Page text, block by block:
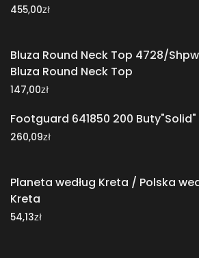
455,00zł
Bluza Round Neck Top 4728/
Bluza Round Neck Top
147,00zł
Footguard 641850 200 Buty"Solid"
260,09zł
Planeta według Kreta / Polska
Kreta
54,13zł